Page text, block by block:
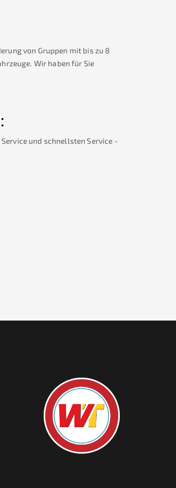
von Gruppen mit bis zu 8
Wir haben für Sie
und schnellsten Service -